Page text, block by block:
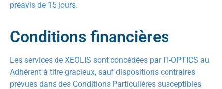
préavis de 15 jours.
Conditions financières
Les services de XEOLIS sont concédées par IT-OPTICS au
Adhérent à titre gracieux, sauf dispositions contraires
prévues dans des Conditions Particulières susceptibles